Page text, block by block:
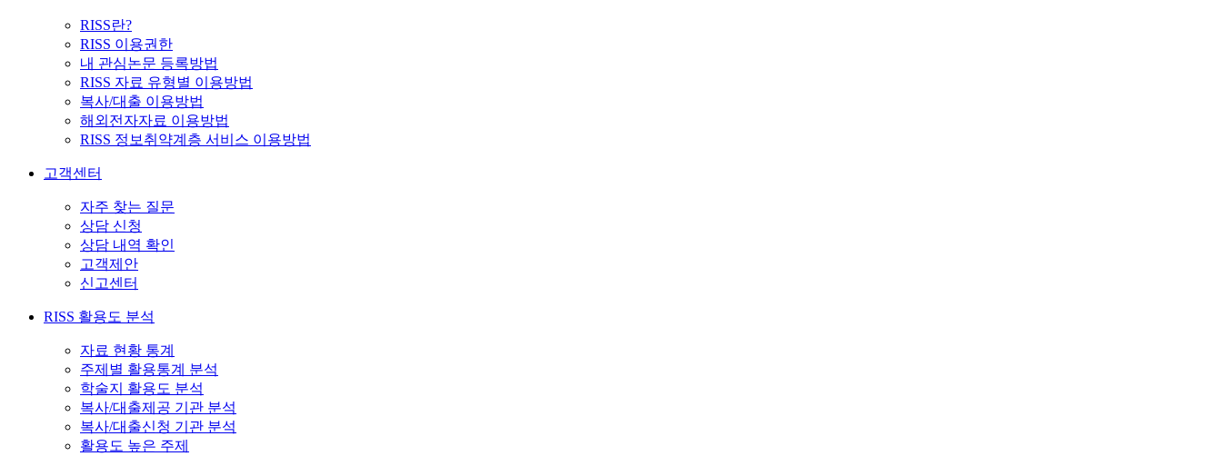
RISS란?
RISS 이용권한
내 관심논문 등록방법
RISS 자료 유형별 이용방법
복사/대출 이용방법
해외전자자료 이용방법
RISS 정보취약계층 서비스 이용방법
고객센터
자주 찾는 질문
상담 신청
상담 내역 확인
고객제안
신고센터
RISS 활용도 분석
자료 현황 통계
주제별 활용통계 분석
학술지 활용도 분석
복사/대출제공 기관 분석
복사/대출신청 기관 분석
활용도 높은 주제